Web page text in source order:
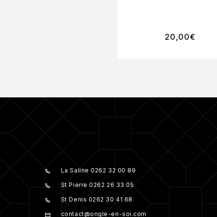
20,00€
La Saline 0262 32 00 89
St Pierre 0262 26 33 05
St Denis 0262 30 41 68
contact@ongle-en-soi.com